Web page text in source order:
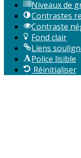
Niveaux de
Contrastes
Contraste
Fond clair
Liens
Police lisible
Réinitialiser